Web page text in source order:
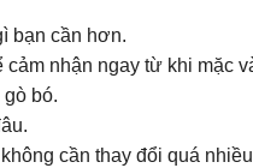
bạn cần hơn.
nhận ngay từ khi mặc
bó.
cần thay đổi quá